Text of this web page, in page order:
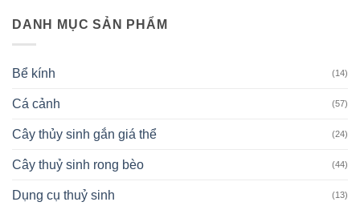
DANH MỤC SẢN PHẨM
Bể kính (14)
Cá cảnh (57)
Cây thủy sinh gắn giá thể (24)
Cây thuỷ sinh rong bèo (44)
Dụng cụ thuỷ sinh (13)